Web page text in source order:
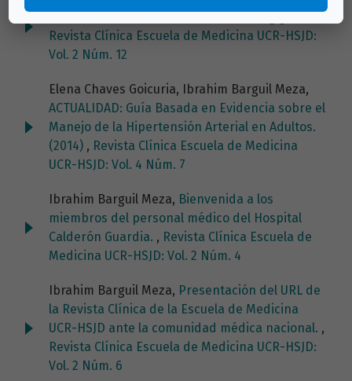
Revista Clínica Escuela de Medicina UCR-HSJD:
Vol. 2 Núm. 12
Elena Chaves Goicuria, Ibrahim Barguil Meza,
ACTUALIDAD: Guía Basada en Evidencia sobre el
Manejo de la Hipertensión Arterial en Adultos.
(2014) , Revista Clínica Escuela de Medicina
UCR-HSJD: Vol. 4 Núm. 7
Ibrahim Barguil Meza, Bienvenida a los
miembros del personal médico del Hospital
Calderón Guardia. , Revista Clínica Escuela de
Medicina UCR-HSJD: Vol. 2 Núm. 4
Ibrahim Barguil Meza, Presentación del URL de
la Revista Clínica de la Escuela de Medicina
UCR-HSJD ante la comunidad médica nacional. ,
Revista Clínica Escuela de Medicina UCR-HSJD:
Vol. 2 Núm. 6